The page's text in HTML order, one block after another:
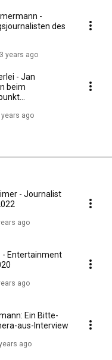
-
des
years ago
- Jan
beim
years ago
- Journalist
ago
- Entertainment
ago
Ein Bitte-
aus-Interview
ago